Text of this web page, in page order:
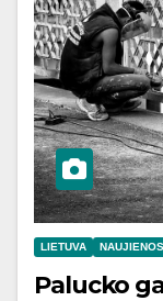
LIETUVA NAUJIENOS
Palucko